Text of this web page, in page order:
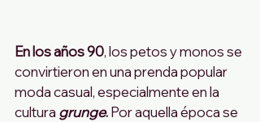
En los años 90, los petos y monos se
convirtieron en una prenda popular
moda casual, especialmente en la
cultura grunge. Por aquella época se